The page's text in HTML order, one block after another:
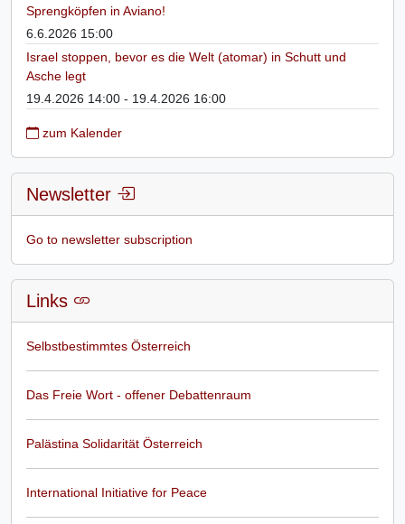
Sprengköpfen in Aviano!
6.6.2026 15:00
Israel stoppen, bevor es die Welt (atomar) in Schutt und
Asche legt
19.4.2026 14:00 - 19.4.2026 16:00
zum Kalender
Newsletter
Go to newsletter subscription
Links
Selbstbestimmtes Österreich
Das Freie Wort - offener Debattenraum
Palästina Solidarität Österreich
International Initiative for Peace